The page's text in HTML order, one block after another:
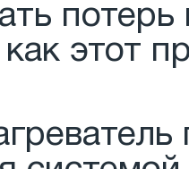
этот